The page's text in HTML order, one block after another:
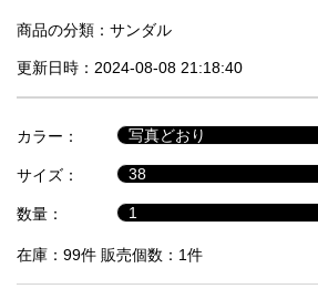
セ
ル
品
商品の分類： サンダル
更新日時：2024-08-08 21:18:40
カラー：
サイズ：
数量：
在庫：99件 販売個数：1件